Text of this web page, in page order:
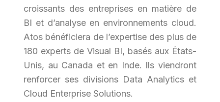
croissants des entreprises en matière de
BI et d’analyse en environnements cloud.
Atos bénéficiera de l’expertise des plus de
180 experts de Visual BI, basés aux États-
Unis, au Canada et en Inde. Ils viendront
renforcer ses divisions Data Analytics et
Cloud Enterprise Solutions.